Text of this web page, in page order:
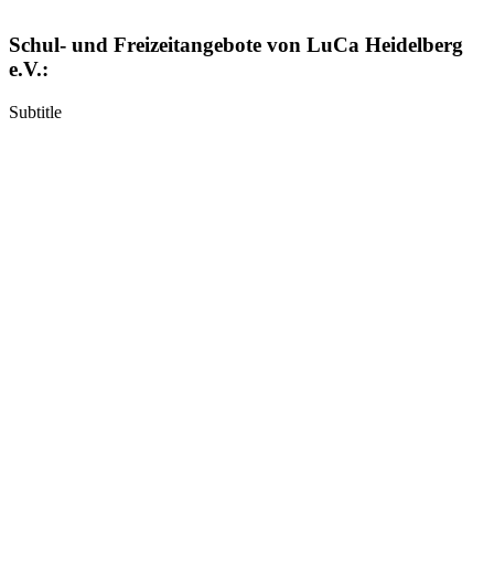
Schul- und Freizeitangebote von LuCa Heidelberg
e.V.:
Subtitle